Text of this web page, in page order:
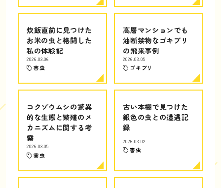
炊飯直前に見つけた
お米の虫と格闘した
私の体験記
2026.03.06
害虫
高層マンションでも
油断禁物なゴキブリ
の飛来事例
2026.03.05
ゴキブリ
コクゾウムシの驚異
的な生態と繁殖のメ
カニズムに関する考
察
2026.03.05
害虫
古い本棚で見つけた
銀色の虫との遭遇記
録
2026.03.02
害虫